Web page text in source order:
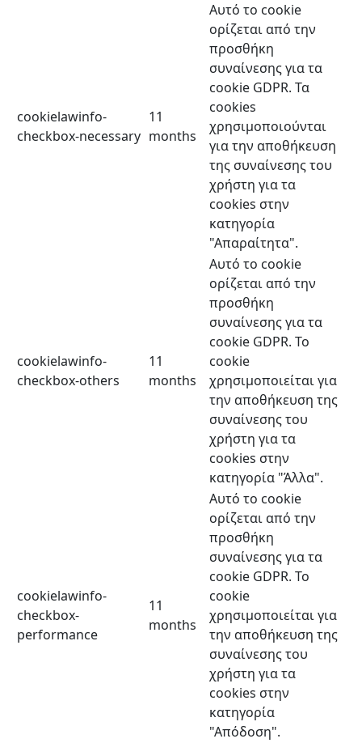
cookielawinfo-
checkbox-necessary
11
months
Αυτό το cookie
ορίζεται από την
προσθήκη
συναίνεσης για τα
cookie GDPR. Τα
cookies
χρησιμοποιούνται
για την αποθήκευση
της συναίνεσης του
χρήστη για τα
cookies στην
κατηγορία
"Απαραίτητα".
cookielawinfo-
checkbox-others
11
months
Αυτό το cookie
ορίζεται από την
προσθήκη
συναίνεσης για τα
cookie GDPR. Το
cookie
χρησιμοποιείται για
την αποθήκευση της
συναίνεσης του
χρήστη για τα
cookies στην
κατηγορία "Άλλα".
cookielawinfo-
checkbox-
performance
11
months
Αυτό το cookie
ορίζεται από την
προσθήκη
συναίνεσης για τα
cookie GDPR. Το
cookie
χρησιμοποιείται για
την αποθήκευση της
συναίνεσης του
χρήστη για τα
cookies στην
κατηγορία
"Απόδοση".